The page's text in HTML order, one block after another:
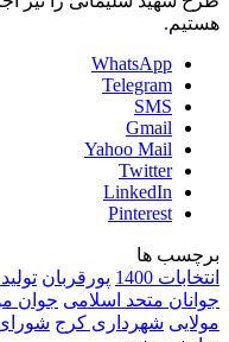
هستیم.
WhatsApp
Telegram
SMS
Gmail
Yahoo Mail
Twitter
LinkedIn
Pinterest
برچسب ها
انتخابات 1400
پورقربان
جوانان متحد اسلامی جوان
مولایی شهرداری کرج